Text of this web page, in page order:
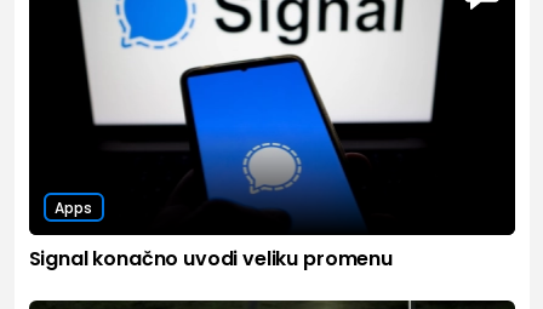
Apps
Signal konačno uvodi veliku promenu